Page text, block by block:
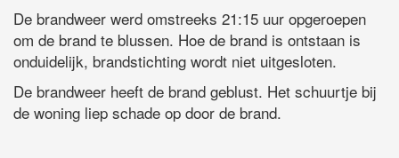
De brandweer werd omstreeks 21:15 uur opgeroepen
om de brand te blussen. Hoe de brand is ontstaan is
onduidelijk, brandstichting wordt niet uitgesloten.
De brandweer heeft de brand geblust. Het schuurtje bij
de woning liep schade op door de brand.